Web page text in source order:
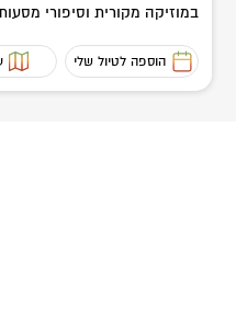
במוזיקה מקורית וסיפורי
הוספה לטיול שלי